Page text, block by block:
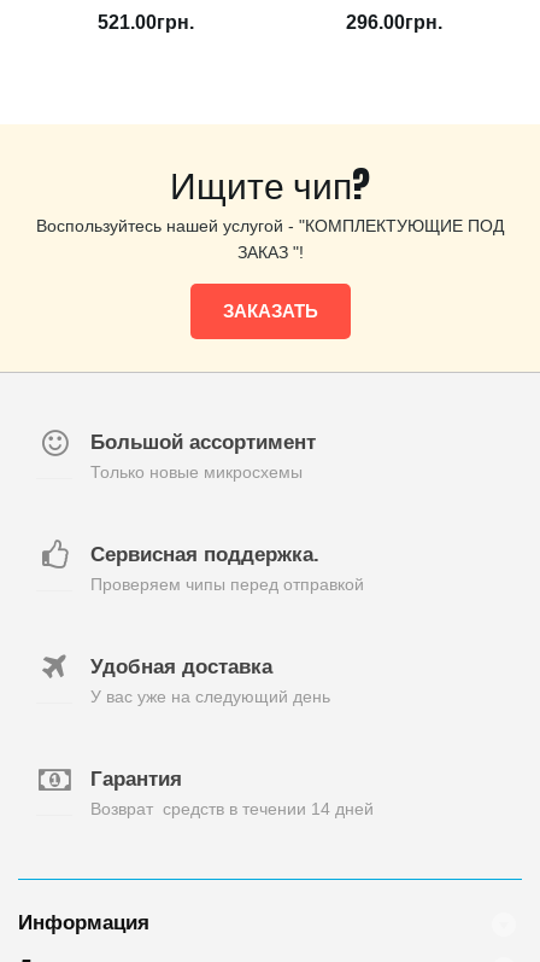
521.00грн.
296.00грн.
Ищите чип?
Воспользуйтесь нашей услугой - "КОМПЛЕКТУЮЩИЕ ПОД
ЗАКАЗ "!
ЗАКАЗАТЬ
Большой ассортимент
Только новые микросхемы
Сервисная поддержка.
Проверяем чипы перед отправкой
Удобная доставка
У вас уже на следующий день
Гарантия
Возврат средств в течении 14 дней
Информация